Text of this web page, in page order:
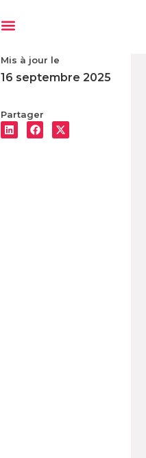
Mis à jour le
16 septembre 2025
Partager